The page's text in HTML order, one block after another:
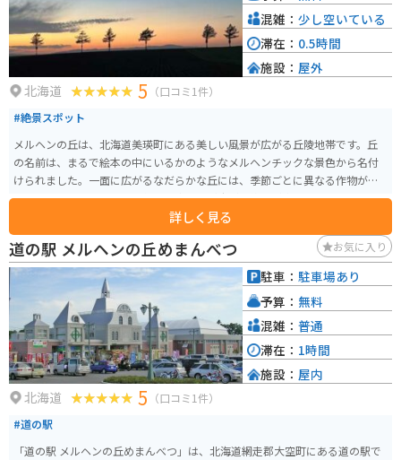
北海道 5 （口コミ1件）
#絶景スポット
メルヘンの丘は、北海道美瑛町にある美しい風景が広がる丘陵地帯です。丘
の名前は、まるで絵本の中にいるかのようなメルヘンチックな景色から名付
けられました。一面に広がるなだらかな丘には、季節ごとに異なる作物が育
ち、特に夏には緑豊かな農作物や青い空が広がる絶景が楽しめます。映画の
撮影地にもなっており、広い畑に木が7本生えているのがとても綺麗です。 ま
た、冬には雪が一面を覆い、真っ白な大地と青い空のコントラストが印象的
です。丘の頂上付近には木々が点在し、そのシルエットが夕焼け時には幻想
的な雰囲気を醸し出します。近くに道の駅もあるので、休憩にもちょうど良
いスポットです。
詳しく見る
混雑： 少し空いている
滞在： 0.5時間
施設： 屋外
道の駅 メルヘンの丘めまんべつ お気に入り
北海道 5 （口コミ1件）
#道の駅
「道の駅 メルヘンの丘めまんべつ」は、北海道網走郡大空町にある道の駅で
駐車： 駐車場あり
予算： 無料
混雑： 普通
滞在： 1時間
施設： 屋内